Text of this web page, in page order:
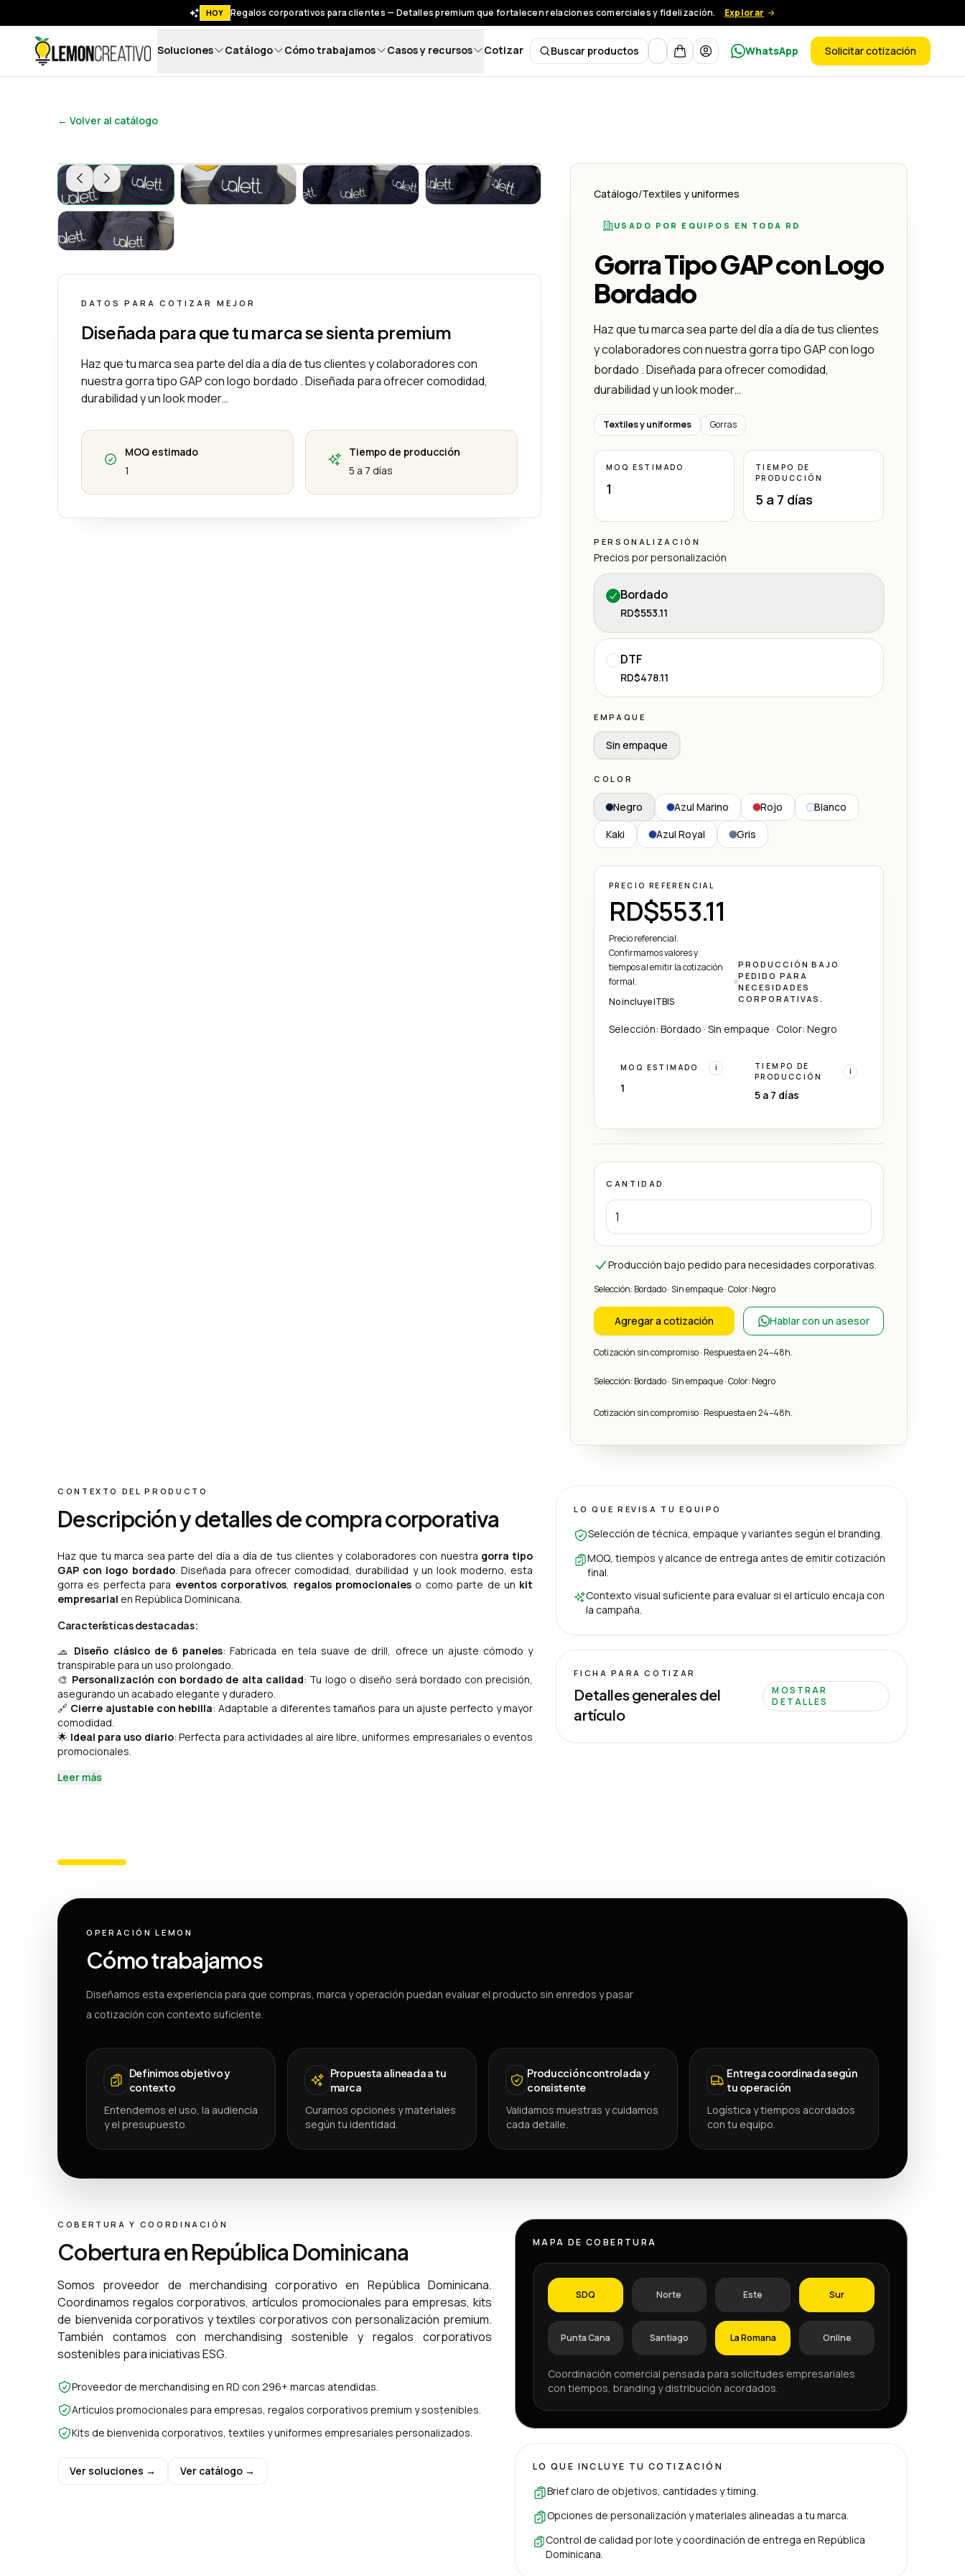
HOY Regalos corporativos para clientes — Detalles premium que fortalecen relaciones comerciales y fidelización. Explorar
Lemon Creativo
Soluciones Catálogo Cómo trabajamos Casos y recursos Cotizar Buscar productos
Buscar productos
Moneda WhatsApp Solicitar cotización
← Volver al catálogo
Gorra Tipo GAP con Logo Bordado - Lemon Creativo
Gorra Tipo GAP con Logo Bordado - Lemon Creativo
Gorra Tipo GAP con Logo Bordado - Lemon CreativoGorra Tipo GAP con Logo Bordado - Lemon Creativo
Gorra Tipo GAP con Logo Bordado - Lemon Creativo
DATOS PARA COTIZAR MEJOR
Diseñada para que tu marca se sienta premium
Haz que tu marca sea parte del día a día de tus clientes y colaboradores con
nuestra gorra tipo GAP con logo bordado . Diseñada para ofrecer comodidad,
durabilidad y un look moder…
MOQ estimado
1
Tiempo de producción
5 a 7 días
Catálogo/Textiles y uniformes
USADO POR EQUIPOS EN TODA RD
Gorra Tipo GAP con Logo
Bordado
Haz que tu marca sea parte del día a día de tus clientes
y colaboradores con nuestra gorra tipo GAP con logo
bordado . Diseñada para ofrecer comodidad,
durabilidad y un look moder…
Textiles y uniformes Gorras
MOQ ESTIMADO
1
TIEMPO DE
PRODUCCIÓN
5 a 7 días
PERSONALIZACIÓN
Precios por personalización
Bordado
RD$553.11
DTF
RD$478.11
EMPAQUE
Sin empaque
COLOR
Negro Azul Marino Rojo
Blanco
Kaki
Azul Royal Gris
PRECIO REFERENCIAL
RD$553.11
Precio referencial.
Confirmamos valores y
tiempos al emitir la cotización
formal.
No incluye ITBIS
PRODUCCIÓN BAJO
PEDIDO PARA
NECESIDADES
CORPORATIVAS.
Selección: Bordado · Sin empaque · Color: Negro
MOQ ESTIMADO i
1
TIEMPO DE
PRODUCCIÓN
i
5 a 7 días
CANTIDAD
Producción bajo pedido para necesidades corporativas.
Selección: Bordado · Sin empaque · Color: Negro
Agregar a cotización Hablar con un asesor
Cotización sin compromiso · Respuesta en 24–48h.
Selección: Bordado · Sin empaque · Color: Negro
Cotización sin compromiso · Respuesta en 24–48h.
CONTEXTO DEL PRODUCTO
Descripción y detalles de compra corporativa
Haz que tu marca sea parte del día a día de tus clientes y colaboradores con nuestra gorra tipo
GAP con logo bordado. Diseñada para ofrecer comodidad, durabilidad y un look moderno, esta
gorra es perfecta para eventos corporativos regalos promocionaleso como parte de un kit
empresarial en República Dominicana.
Características destacadas:
🧢 Diseño clásico de 6 paneles: Fabricada en tela suave de drill, ofrece un ajuste cómodo y
transpirable para un uso prolongado.
🎨 Personalización con bordado de alta calidad: Tu logo o diseño será bordado con precisión,
asegurando un acabado elegante y duradero.
🔗 Cierre ajustable con hebilla: Adaptable a diferentes tamaños para un ajuste perfecto y mayor
comodidad.
🌟 Ideal para uso diario: Perfecta para actividades al aire libre, uniformes empresariales o eventos
promocionales.
Leer más
LO QUE REVISA TU EQUIPO
Selección de técnica, empaque y variantes según el branding.
MOQ, tiempos y alcance de entrega antes de emitir cotización
final.
Contexto visual suficiente para evaluar si el artículo encaja con
la campaña.
FICHA PARA COTIZAR
Detalles generales del
artículo
MOSTRAR
DETALLES
OPERACIÓN LEMON
Cómo trabajamos
Diseñamos esta experiencia para que compras, marca y operación puedan evaluar el producto sin enredos y pasar
a cotización con contexto suficiente.
Definimos objetivo y
contexto
Entendemos el uso, la audiencia
y el presupuesto.
Propuesta alineada a tu
marca
Curamos opciones y materiales
según tu identidad.
Producción controlada y
consistente
Validamos muestras y cuidamos
cada detalle.
Entrega coordinada según
tu operación
Logística y tiempos acordados
con tu equipo.
COBERTURA Y COORDINACIÓN
Cobertura en República Dominicana
Somos proveedor de merchandising corporativo en República Dominicana.
Coordinamos regalos corporativos, artículos promocionales para empresas, kits
de bienvenida corporativos y textiles corporativos con personalización premium.
También contamos con merchandising sostenible y regalos corporativos
sostenibles para iniciativas ESG.
Proveedor de merchandising en RD con 296+ marcas atendidas.
Artículos promocionales para empresas, regalos corporativos premium y sostenibles.
Kits de bienvenida corporativos, textiles y uniformes empresariales personalizados.
Ver soluciones → Ver catálogo →
MAPA DE COBERTURA
SDQ Norte Este Sur
Punta Cana Santiago La Romana Online
Coordinación comercial pensada para solicitudes empresariales
con tiempos, branding y distribución acordados.
LO QUE INCLUYE TU COTIZACIÓN
Brief claro de objetivos, cantidades y timing.
Opciones de personalización y materiales alineadas a tu marca.
Control de calidad por lote y coordinación de entrega en República
Dominicana.